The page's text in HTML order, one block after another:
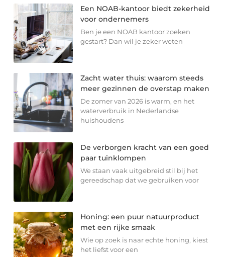
Een NOAB-kantoor biedt zekerheid
voor ondernemers
Ben je een NOAB kantoor zoeken
gestart? Dan wil je zeker weten
Zacht water thuis: waarom steeds
meer gezinnen de overstap maken
De zomer van 2026 is warm, en het
waterverbruik in Nederlandse
huishoudens
De verborgen kracht van een goed
paar tuinklompen
We staan vaak uitgebreid stil bij het
gereedschap dat we gebruiken voor
Honing: een puur natuurproduct
met een rijke smaak
Wie op zoek is naar echte honing, kiest
het liefst voor een